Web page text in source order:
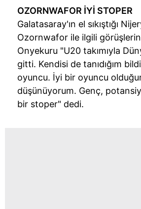
Çerezlere ilişkin tercihlerinizi aşağıda
vasıtasıyla belirleyebilirsiniz.
için Ayarlar butonuna tıklayabilir,
Metnimiziziyaret edebilirsiniz.
6698 sayılı Kişisel Verilerin
hazırlanmış Aydınlatma Metnimizi
ilgili mevzuata uygun olarak
almak için lütfen tıklayınız
OZORNWAFOR İYİ STOPER
Galatasaray'ın el sıkıştığı
Ozornwafor ile ilgili
Onyekuru "U20 takımıyla
gitti. Kendisi de tanıdığım
oyuncu. İyi bir oyuncu
düşünüyorum. Genç,
bir stoper" dedi.